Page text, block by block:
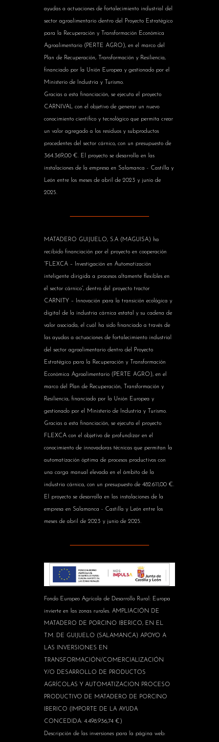
ayudas a actuaciones de fortalecimiento industrial del
sector agroalimentario dentro del Proyecto Estratégico
para la Recuperación y Transformación Económica
Agroalimentario (PERTE AGRO), en el marco del
Plan de Recuperación, Transformación y Resiliencia,
financiado por la Unión Europea y gestionado por el
Ministerio de Industria y Turismo.
Gracias a esta financiación, se ejecuta el proyecto
CARNIVAL con el objetivo de generar un nuevo
conocimiento científico y tecnológico que permita crear
un valor agregado a los residuos y subproductos
procedentes del sector cárnico, con un presupuesto de
364.369,00 €. El proyecto se desarrolla en las
instalaciones de la empresa en Salamanca - Castilla y
León entre los meses de abril de 2023 y junio de
2025.
MATADERO GUIJUELO, S.A (MAGUISA) ha
recibido financiación por el proyecto en cooperación
“FLEXCA – Investigación en Automatización
inteligente dirigida a procesos altamente flexibles en
el sector cárnico”, dentro del proyecto tractor
CARNITY – Innovación para la transición ecológica y
digital de la industria cárnica estatal y su cadena de
valor asociada, el cuál ha sido financiado a través de
las ayudas a actuaciones de fortalecimiento industrial
del sector agroalimentario dentro del Proyecto
Estratégico para la Recuperación y Transformación
Económica Agroalimentario (PERTE AGRO), en el
marco del Plan de Recuperación, Transformación y
Resiliencia, financiado por la Unión Europea y
gestionado por el Ministerio de Industria y Turismo.
Gracias a esta financiación, se ejecuta el proyecto
FLEXCA con el objetivo de profundizar en el
conocimiento de innovadoras técnicas que permitan la
automatización óptima de procesos productivos con
una carga manual elevada en el ámbito de la
industria cárnica, con un presupuesto de 482.611,00 €.
El proyecto se desarrolla en las instalaciones de la
empresa en Salamanca - Castilla y León entre los
meses de abril de 2023 y junio de 2025.
Fondo Europeo Agrícola de Desarrollo Rural: Europa
invierte en las zonas rurales. AMPLIACIÓN DE
MATADERO DE PORCINO IBERICO, EN EL
T.M. DE GUIJUELO (SALAMANCA) APOYO A
LAS INVERSIONES EN
TRANSFORMACIÓN/COMERCIALIZACIÓN
Y/O DESARROLLO DE PRODUCTOS
AGRÍCOLAS Y AUTOMATIZACION PROCESO
PRODUCTIVO DE MATADERO DE PORCINO
IBERICO (IMPORTE DE LA AYUDA
CONCEDIDA: 4.498.936,74 €)
Descripción de las inversiones para la página web: